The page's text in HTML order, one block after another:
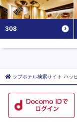
308
ラブホテル検索サイト ハッ